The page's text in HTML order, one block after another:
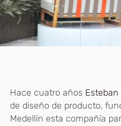
Hace cuatro años Esteban
de diseño de producto,
Medellín esta compañía